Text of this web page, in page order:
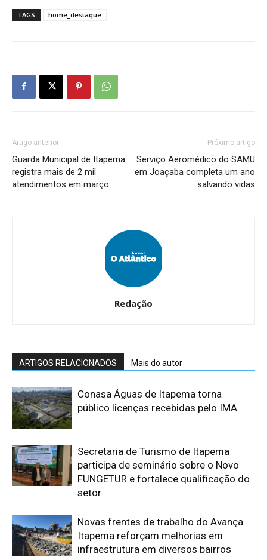
TAGS home_destaque
Artigo anterior
Guarda Municipal de Itapema
registra mais de 2 mil
atendimentos em março
Próximo artigo
Serviço Aeromédico do SAMU
em Joaçaba completa um ano
salvando vidas
Redação
ARTIGOS RELACIONADOS Mais do autor
Conasa Águas de Itapema torna
público licenças recebidas pelo IMA
Secretaria de Turismo de Itapema
participa de seminário sobre o Novo
FUNGETUR e fortalece qualificação do
setor
Novas frentes de trabalho do Avança
Itapema reforçam melhorias em
infraestrutura em diversos bairros